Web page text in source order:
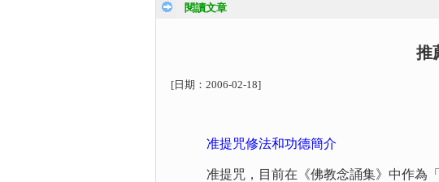
閱讀文章
推
[日期： 2006-02-18]
准提咒修法和功德簡介
准提咒，目前在《佛教念誦集》中作為「